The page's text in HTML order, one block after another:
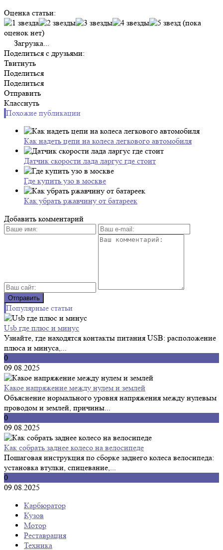
Оценка статьи:
(пока
оценок нет)
Загрузка...
Поделиться с друзьями:
Твитнуть
Поделиться
Поделиться
Отправить
Класснуть
Похожие публикации
Как надеть цепи на колеса легкового автомобиля
Датчик скорости лада ларгус где стоит
Где купить узо в москве
Как убрать ржавчину от батареек
Добавить комментарий
Популярные статьи
Usb где плюс и минус
Узнайте, где находятся контакты питания USB: расположение
плюса и минуса,...
0
09.08.2025
Какое напряжение между нулем и землей
Объяснение нормального уровня напряжения между нулевым
проводом и землей, причины...
0
09.08.2025
Как собрать заднее колесо на велосипеде
Пошаговая инструкция по сборке заднего колеса велосипеда:
установка втулки, спицевание,...
0
09.08.2025
Карбюратор
Кузов
Мотор
Реставрация
Техника